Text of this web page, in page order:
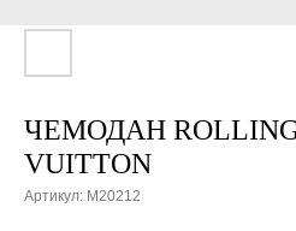
ЧЕМОДАН ROLLING
VUITTON
Артикул: M20212